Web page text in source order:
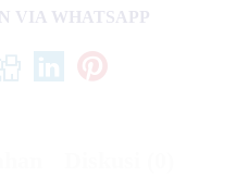
VIA WHATSAPP